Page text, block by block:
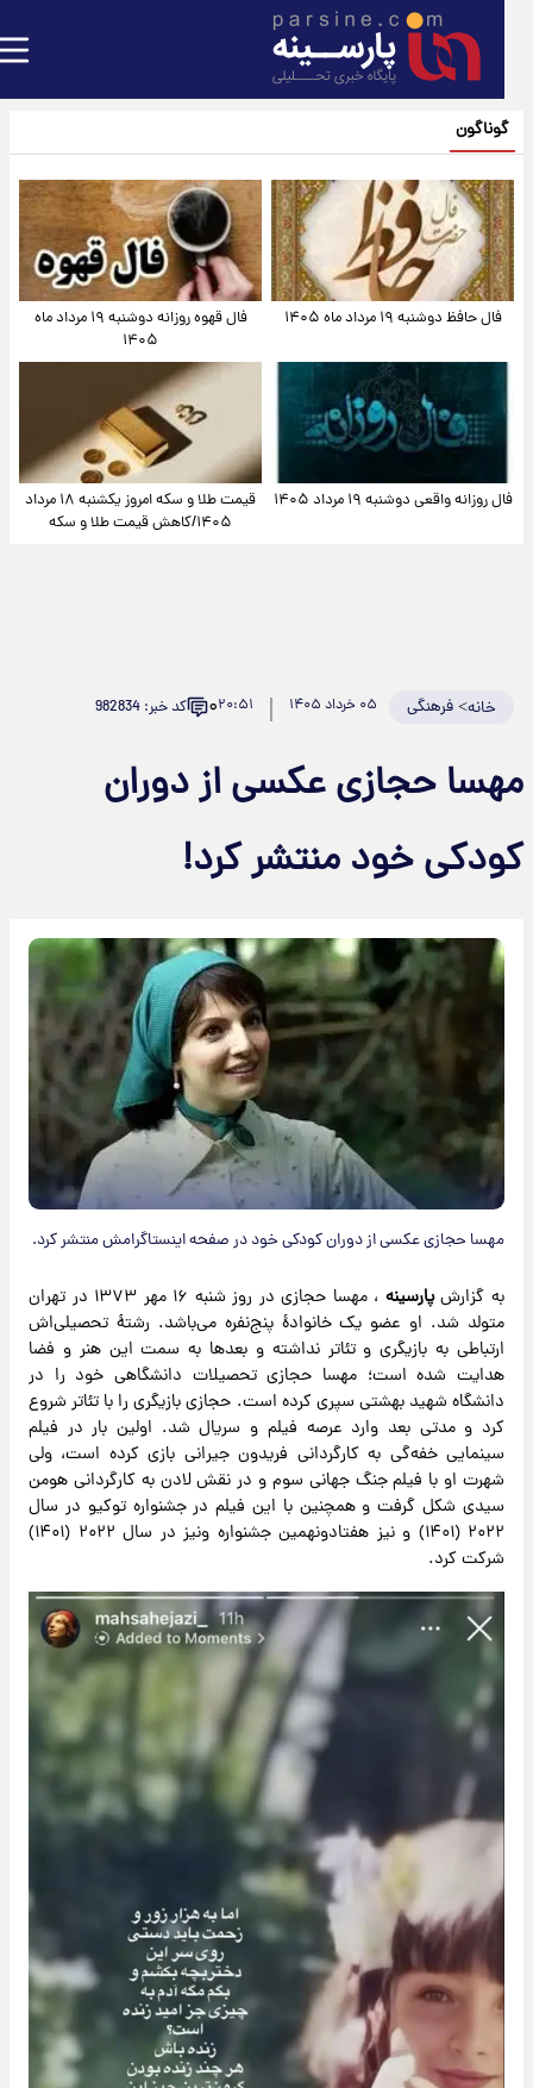
گوناگون
فال حافظ دوشنبه ۱۹ مرداد ماه ۱۴۰۵
فال قهوه روزانه دوشنبه ۱۹ مرداد ماه
۱۴۰۵
فال روزانه واقعی دوشنبه ۱۹ مرداد ۱۴۰۵
قیمت طلا و سکه امروز یکشنبه ۱۸ مرداد
۱۴۰۵/کاهش قیمت طلا و سکه
خانه>فرهنگی ۰۵ خرداد ۱۴۰۵ ۲۰:۵۱۰ کد خبر: 982834
حجازی عکسی از دوران
خود منتشر کرد!
مهسا حجازی عکسی از دوران کودکی خود در صفحه اینستاگرامش منتشر کرد.
به گزارشپارسینه
، مهسا حجازی در روز شنبه ۱۶ مهر ۱۳۷۳ در تهران
متولد شد. او عضو یک خانوادهٔ پنج‌نفره می‌باشد. رشتهٔ تحصیلی‌اش
ارتباطی به بازیگری و تئاتر نداشته و بعدها به سمت این هنر و فضا
هدایت شده است؛ مهسا حجازی تحصیلات دانشگاهی خود را در
دانشگاه شهید بهشتی سپری کرده است. حجازی بازیگری را با تئاتر شروع
کرد و مدتی بعد وارد عرصه فیلم و سریال شد. اولین بار در فیلم
سینمایی خفه‌گی به کارگردانی فریدون جیرانی بازی کرده است، ولی
شهرت او با فیلم جنگ جهانی سوم و در نقش لادن به کارگردانی هومن
سیدی شکل گرفت و همچنین با این فیلم در جشنواره توکیو در سال
۲۰۲۲ (۱۴۰۱) و نیز هفتادونهمین جشنواره ونیز در سال ۲۰۲۲ (۱۴۰۱)
شرکت کرد.